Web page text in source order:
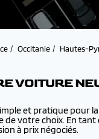
Occitanie Hautes-
VOITURE
et pratique pour la
de votre choix. En tant
à prix négociés.